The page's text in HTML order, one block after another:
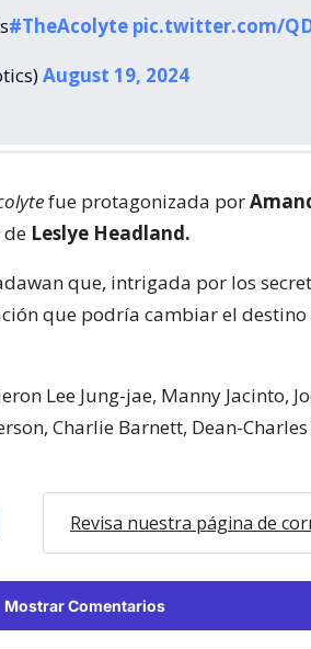
#TheAcolyte pic.twitter.com/
August 19, 2024
fue protagonizada por
Leslye Headland.
que, intrigada por los
que podría cambiar el
Lee Jung-jae, Manny Jacinto,
Charlie Barnett, Dean-
Revisa nuestra página de
Mostrar Comentarios